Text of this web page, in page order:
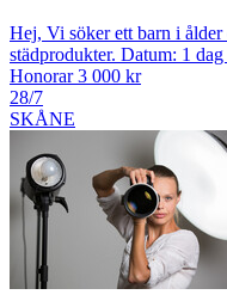
Hej, Vi söker ett barn i
städprodukter. Datum: 1
Honorar 3 000 kr
28/7
SKÅNE